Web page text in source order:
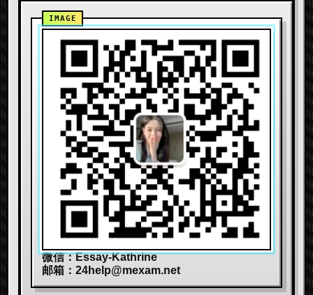
微信：Essay-Kathrine
邮箱： 24help@mexam.net